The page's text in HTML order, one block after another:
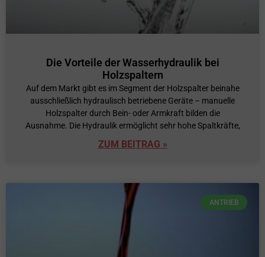
Die Vorteile der Wasserhydraulik bei
Holzspaltern
Auf dem Markt gibt es im Segment der Holzspalter beinahe
ausschließlich hydraulisch betriebene Geräte – manuelle
Holzspalter durch Bein- oder Armkraft bilden die
Ausnahme. Die Hydraulik ermöglicht sehr hohe Spaltkräfte,
ZUM BEITRAG »
ANTRIEB